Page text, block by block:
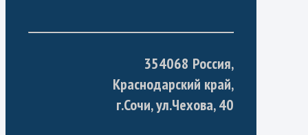
354068 Россия,
Краснодарский край,
г.Сочи, ул.Чехова, 40